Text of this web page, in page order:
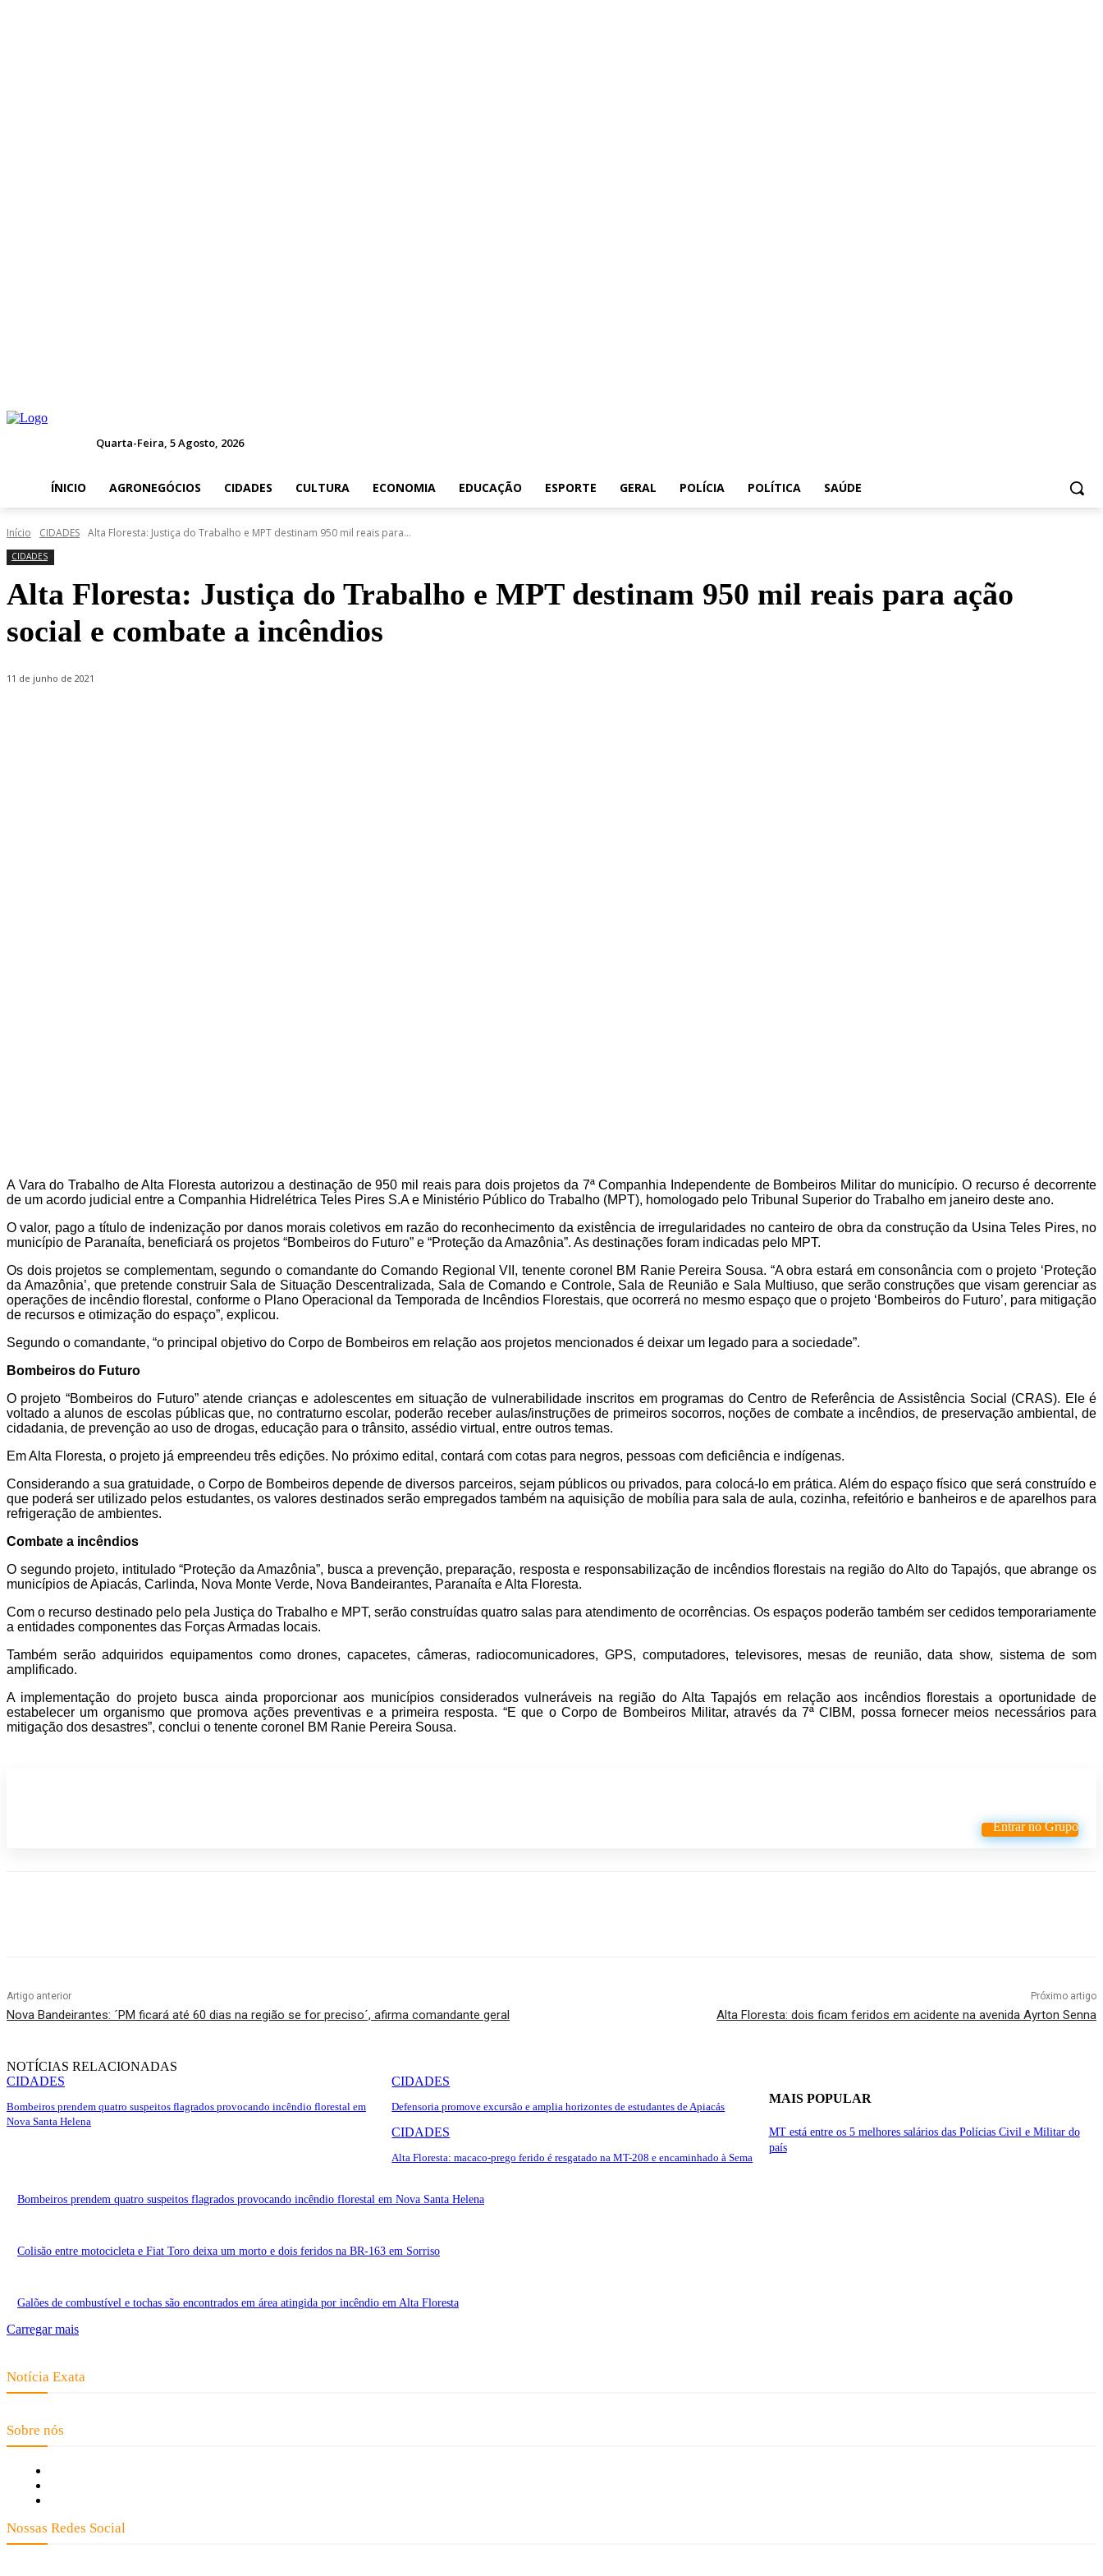
Quarta-Feira, 5 Agosto, 2026
ÍNICIO AGRONEGÓCIOS CIDADES CULTURA ECONOMIA EDUCAÇÃO ESPORTE GERAL POLÍCIA POLÍTICA SAÚDE
Início CIDADES Alta Floresta: Justiça do Trabalho e MPT destinam 950 mil reais para...
CIDADES
Alta Floresta: Justiça do Trabalho e MPT destinam 950 mil reais para ação
social e combate a incêndios
11 de junho de 2021
A Vara do Trabalho de Alta Floresta autorizou a destinação de 950 mil reais para dois projetos da 7ª Companhia Independente de Bombeiros Militar do município. O recurso é decorrente
de um acordo judicial entre a Companhia Hidrelétrica Teles Pires S.A e Ministério Público do Trabalho (MPT), homologado pelo Tribunal Superior do Trabalho em janeiro deste ano.
O valor, pago a título de indenização por danos morais coletivos em razão do reconhecimento da existência de irregularidades no canteiro de obra da construção da Usina Teles Pires, no
município de Paranaíta, beneficiará os projetos “Bombeiros do Futuro” e “Proteção da Amazônia”. As destinações foram indicadas pelo MPT.
Os dois projetos se complementam, segundo o comandante do Comando Regional VII, tenente coronel BM Ranie Pereira Sousa. “A obra estará em consonância com o projeto ‘Proteção
da Amazônia’, que pretende construir Sala de Situação Descentralizada, Sala de Comando e Controle, Sala de Reunião e Sala Multiuso, que serão construções que visam gerenciar as
operações de incêndio florestal, conforme o Plano Operacional da Temporada de Incêndios Florestais, que ocorrerá no mesmo espaço que o projeto ‘Bombeiros do Futuro’, para mitigação
de recursos e otimização do espaço”, explicou.
Segundo o comandante, “o principal objetivo do Corpo de Bombeiros em relação aos projetos mencionados é deixar um legado para a sociedade”.
Bombeiros do Futuro
O projeto “Bombeiros do Futuro” atende crianças e adolescentes em situação de vulnerabilidade inscritos em programas do Centro de Referência de Assistência Social (CRAS). Ele é
voltado a alunos de escolas públicas que, no contraturno escolar, poderão receber aulas/instruções de primeiros socorros, noções de combate a incêndios, de preservação ambiental, de
cidadania, de prevenção ao uso de drogas, educação para o trânsito, assédio virtual, entre outros temas.
Em Alta Floresta, o projeto já empreendeu três edições. No próximo edital, contará com cotas para negros, pessoas com deficiência e indígenas.
Considerando a sua gratuidade, o Corpo de Bombeiros depende de diversos parceiros, sejam públicos ou privados, para colocá-lo em prática. Além do espaço físico que será construído e
que poderá ser utilizado pelos estudantes, os valores destinados serão empregados também na aquisição de mobília para sala de aula, cozinha, refeitório e banheiros e de aparelhos para
refrigeração de ambientes.
Combate a incêndios
O segundo projeto, intitulado “Proteção da Amazônia”, busca a prevenção, preparação, resposta e responsabilização de incêndios florestais na região do Alto do Tapajós, que abrange os
municípios de Apiacás, Carlinda, Nova Monte Verde, Nova Bandeirantes, Paranaíta e Alta Floresta.
Com o recurso destinado pelo pela Justiça do Trabalho e MPT, serão construídas quatro salas para atendimento de ocorrências. Os espaços poderão também ser cedidos temporariamente
a entidades componentes das Forças Armadas locais.
Também serão adquiridos equipamentos como drones, capacetes, câmeras, radiocomunicadores, GPS, computadores, televisores, mesas de reunião, data show, sistema de som
amplificado.
A implementação do projeto busca ainda proporcionar aos municípios considerados vulneráveis na região do Alta Tapajós em relação aos incêndios florestais a oportunidade de
estabelecer um organismo que promova ações preventivas e a primeira resposta. “E que o Corpo de Bombeiros Militar, através da 7ª CIBM, possa fornecer meios necessários para
mitigação dos desastres”, conclui o tenente coronel BM Ranie Pereira Sousa.
Entrar no Grupo
Artigo anterior
Nova Bandeirantes: ´PM ficará até 60 dias na região se for preciso´, afirma comandante geral
Próximo artigo
Alta Floresta: dois ficam feridos em acidente na avenida Ayrton Senna
NOTÍCIAS RELACIONADAS
CIDADES
Bombeiros prendem quatro suspeitos flagrados provocando incêndio florestal em
Nova Santa Helena
CIDADES
Defensoria promove excursão e amplia horizontes de estudantes de Apiacás
CIDADES
Alta Floresta: macaco-prego ferido é resgatado na MT-208 e encaminhado à Sema
MAIS POPULAR
MT está entre os 5 melhores salários das Polícias Civil e Militar do
país
Bombeiros prendem quatro suspeitos flagrados provocando incêndio florestal em Nova Santa Helena
Colisão entre motocicleta e Fiat Toro deixa um morto e dois feridos na BR-163 em Sorriso
Galões de combustível e tochas são encontrados em área atingida por incêndio em Alta Floresta
Carregar mais
Notícia Exata
Sobre nós
Nossas Redes Social